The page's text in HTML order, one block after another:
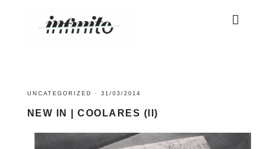
UNCATEGORIZED · 31/03/2014
NEW IN | COOLARES (II)